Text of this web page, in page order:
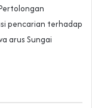
pencarian terhadap
arus Sungai